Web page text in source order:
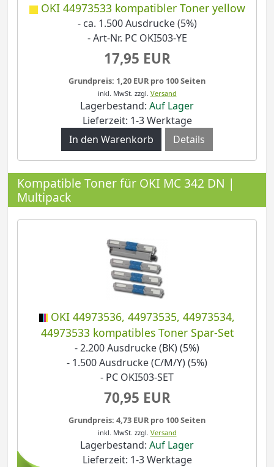
OKI 44973533 kompatibler Toner yellow
- ca. 1.500 Ausdrucke (5%)
- Art-Nr. PC OKI503-YE
17,95 EUR
Grundpreis: 1,20 EUR pro 100 Seiten
inkl. MwSt. zzgl. Versand
Lagerbestand: Auf Lager
Lieferzeit: 1-3 Werktage
Details
Kompatible Toner für OKI MC 342 DN |
Multipack
OKI 44973536, 44973535, 44973534,
44973533 kompatibles Toner Spar-Set
- 2.200 Ausdrucke (BK) (5%)
- 1.500 Ausdrucke (C/M/Y) (5%)
- PC OKI503-SET
70,95 EUR
Grundpreis: 4,73 EUR pro 100 Seiten
inkl. MwSt. zzgl. Versand
Lagerbestand: Auf Lager
Lieferzeit: 1-3 Werktage